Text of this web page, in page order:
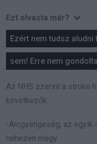
Ezt olvasta már?
Ezért nem tudsz aludni
sem! Erre nem
Az NHS szerint a stroke
következők:
-Arcgyengeség, az egyik
nehezen megy.